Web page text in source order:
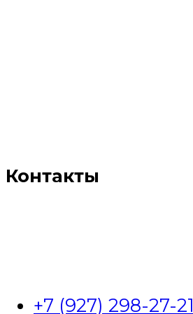
Контакты
+7 (927) 298-27-21